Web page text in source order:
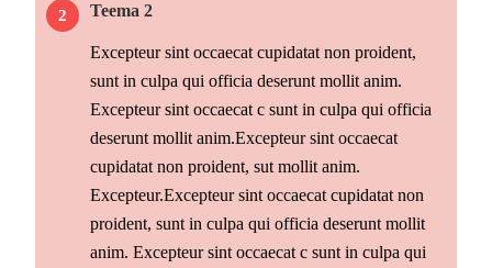
Teema 2
Excepteur sint occaecat cupidatat non proident,
sunt in culpa qui officia deserunt mollit anim.
Excepteur sint occaecat c sunt in culpa qui officia
deserunt mollit anim.Excepteur sint occaecat
cupidatat non proident, sut mollit anim.
Excepteur.Excepteur sint occaecat cupidatat non
proident, sunt in culpa qui officia deserunt mollit
anim. Excepteur sint occaecat c sunt in culpa qui